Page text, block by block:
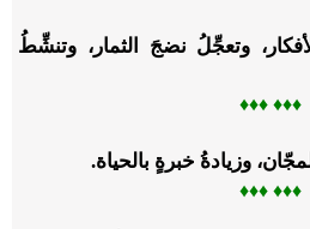
وتعجِّلُ نضجَ الثمار، وتنشِّطُ
♦♦
♦ ♦
♦♦
وزيادةُ خبرةٍ بالحياة.
♦♦
♦ ♦
♦♦